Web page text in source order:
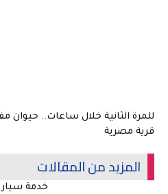
قرية مصرية
المزيد من المقالات
خدمة